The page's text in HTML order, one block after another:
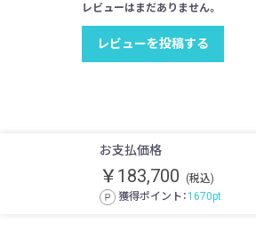
レビューはまだありません。
レビューを投稿する
お支払価格
￥183,700
(税込)
獲得ポイント： 1670pt